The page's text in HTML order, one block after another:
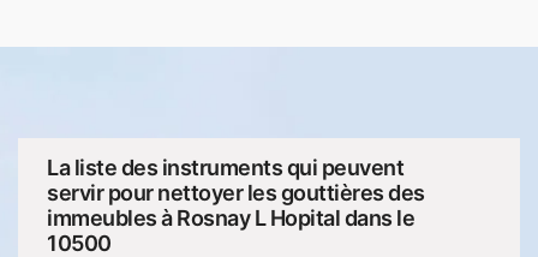
La liste des instruments qui peuvent
servir pour nettoyer les gouttières des
immeubles à Rosnay L Hopital dans le
10500